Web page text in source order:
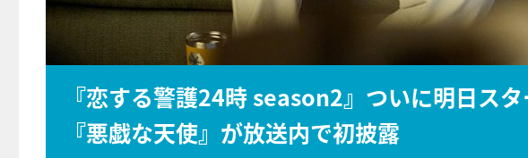
『恋する警護24時 season2』ついに明日ス
『悪戯な天使』が放送内で初披露